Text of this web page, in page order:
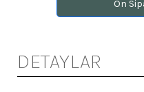
Ön
DETAYLAR